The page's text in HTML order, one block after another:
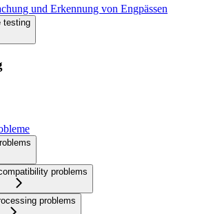
und Erkennung von Engpässen
testing
problems
problems